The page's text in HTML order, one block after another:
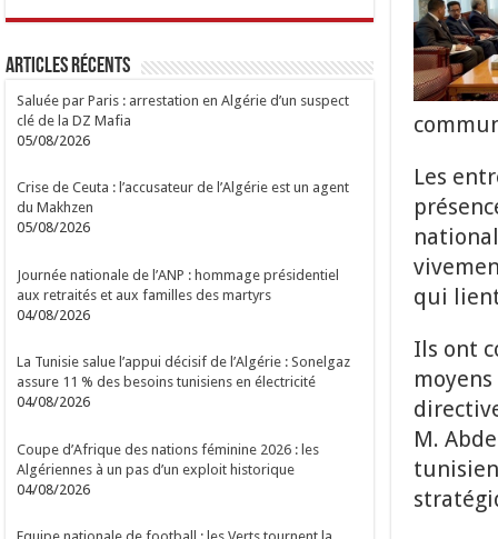
Les
qui
Ils ont
M.
Articles Récents
Saluée par Paris : arrestation en Algérie d’un suspect
clé de la DZ Mafia
05/08/2026
Crise de Ceuta : l’accusateur de l’Algérie est un agent
du Makhzen
05/08/2026
Journée nationale de l’ANP : hommage présidentiel
aux retraités et aux familles des martyrs
04/08/2026
La Tunisie salue l’appui décisif de l’Algérie : Sonelgaz
assure 11 % des besoins tunisiens en électricité
04/08/2026
Coupe d’Afrique des nations féminine 2026 : les
Algériennes à un pas d’un exploit historique
04/08/2026